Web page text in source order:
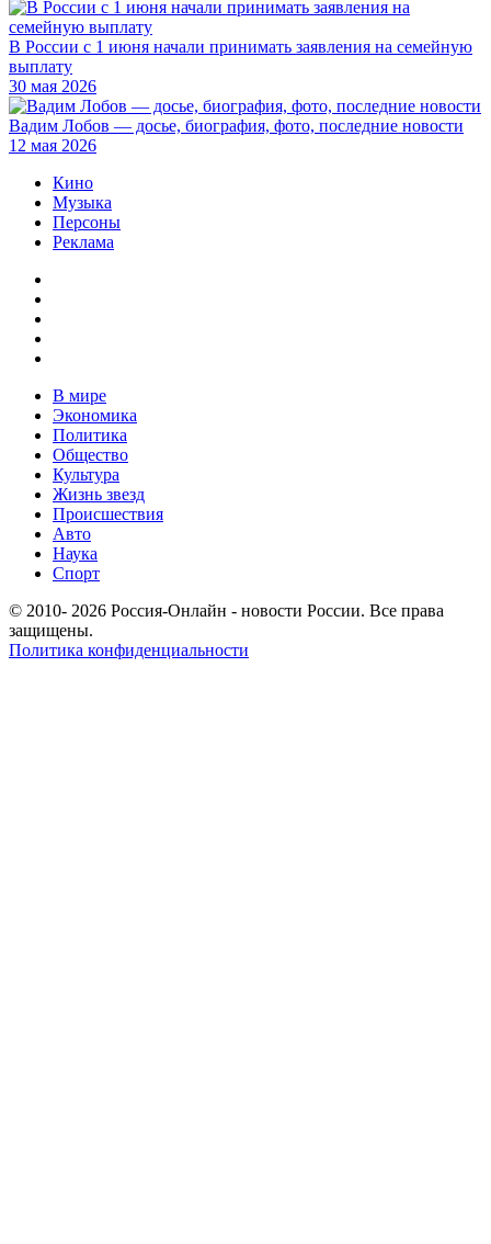
В России с 1 июня начали принимать заявления на семейную
выплату
30 мая 2026
Вадим Лобов — досье, биография, фото, последние новости
12 мая 2026
Кино
Музыка
Персоны
Реклама
В мире
Экономика
Политика
Общество
Культура
Жизнь звезд
Происшествия
Авто
Наука
Спорт
© 2010- 2026 Россия-Онлайн - новости России. Все права
защищены.
Политика конфиденциальности